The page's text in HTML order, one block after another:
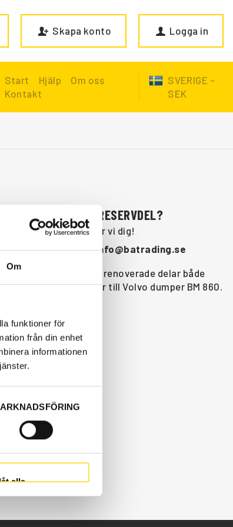
Om
funktioner för
från din enhet
informationen
alla
Skapa konto Logga in
Start Hjälp
Om oss
Kontakt
SVERIGE -
SEK
SAKNAR DU NÅGON RESERVDEL?
Kontakta oss så hjälper vi dig!
(0) 152-32500
info@batrading.se
och varsamt renoverade delar både
& rutor som passar till Volvo dumper BM 860.